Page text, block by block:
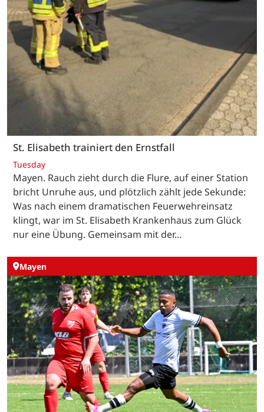
St. Elisabeth trainiert den Ernstfall
Tuesday
Mayen. Rauch zieht durch die Flure, auf einer Station
bricht Unruhe aus, und plötzlich zählt jede Sekunde:
Was nach einem dramatischen Feuerwehreinsatz
klingt, war im St. Elisabeth Krankenhaus zum Glück
nur eine Übung. Gemeinsam mit der…
Mayen